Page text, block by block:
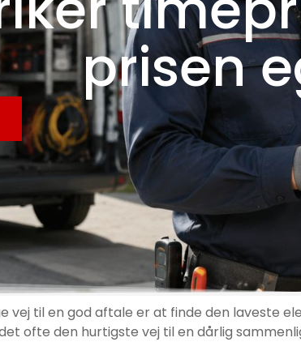
prisen
vej til en god aftale er at finde den laveste
ofte den hurtigste vej til en dårlig